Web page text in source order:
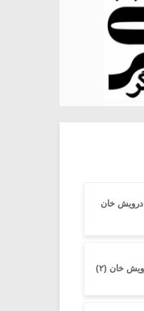
درویش خان
خان (۲)